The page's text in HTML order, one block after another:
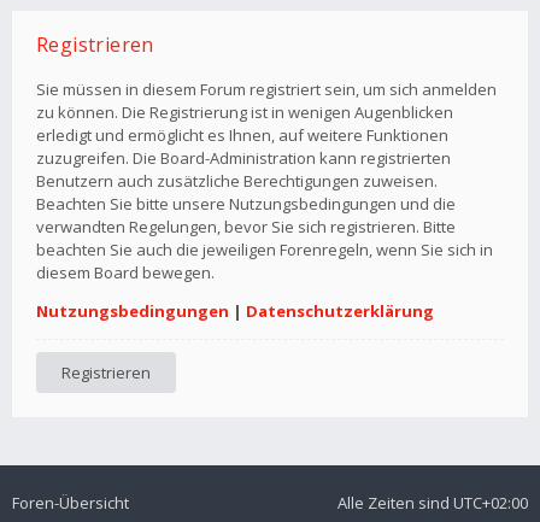
Registrieren
Sie müssen in diesem Forum registriert sein, um sich anmelden
zu können. Die Registrierung ist in wenigen Augenblicken
erledigt und ermöglicht es Ihnen, auf weitere Funktionen
zuzugreifen. Die Board-Administration kann registrierten
Benutzern auch zusätzliche Berechtigungen zuweisen.
Beachten Sie bitte unsere Nutzungsbedingungen und die
verwandten Regelungen, bevor Sie sich registrieren. Bitte
beachten Sie auch die jeweiligen Forenregeln, wenn Sie sich in
diesem Board bewegen.
Nutzungsbedingungen | Datenschutzerklärung
Registrieren
Foren-Übersicht Alle Zeiten sind UTC+02:00